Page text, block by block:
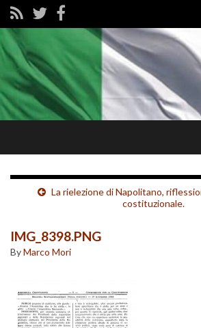
La rielezione di Napolitano,
costituzionale.
IMG_8398.PNG
ByMarco Mori